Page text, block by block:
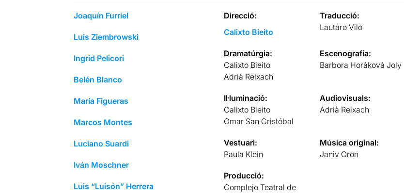
Joaquín Furriel
Luis Ziembrowski
Ingrid Pelicori
Belén Blanco
María Figueras
Marcos Montes
Luciano Suardi
Iván Moschner
Luis “Luisón” Herrera
Direcció:
Calixto Bieito
Traducció:
Lautaro Vilo
Dramatúrgia:
Calixto Bieito
Adrià Reixach
Escenografia:
Barbora Horáková Joly
Il·luminació:
Calixto Bieito
Omar San Cristóbal
Audiovisuals:
Adrià Reixach
Vestuari:
Paula Klein
Música original:
Janiv Oron
Producció:
Complejo Teatral de